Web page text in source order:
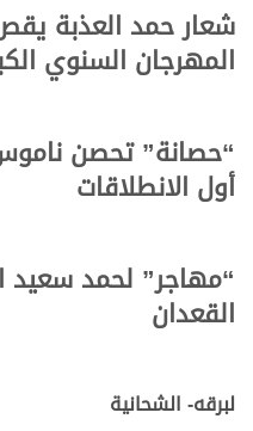
شعار حمد العذبة
المهرجان السنوي
“حصانة” تحصن
أول الانطلاقات
“مهاجر” لحمد سعيد
القعدان
لبرقه- الشحانية